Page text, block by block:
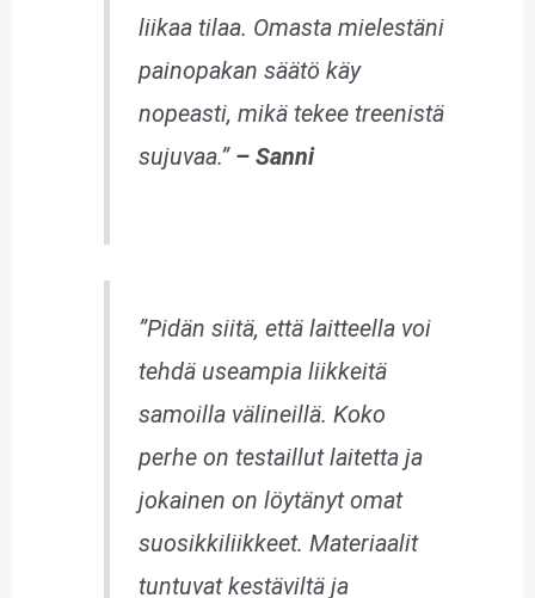
liikaa tilaa. Omasta mielestäni
painopakan säätö käy
nopeasti, mikä tekee treenistä
sujuvaa.” – Sanni
”Pidän siitä, että laitteella voi
tehdä useampia liikkeitä
samoilla välineillä. Koko
perhe on testaillut laitetta ja
jokainen on löytänyt omat
suosikkiliikkeet. Materiaalit
tuntuvat kestäviltä ja